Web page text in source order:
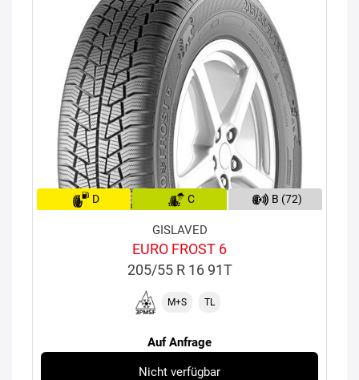
D C B (72)
GISLAVED
EURO FROST 6
205/55 R 16 91T
M+S TL
Auf Anfrage
Nicht verfügbar